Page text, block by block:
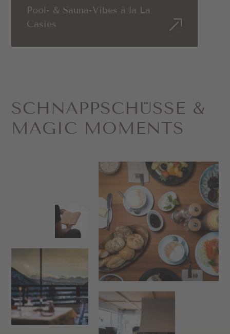
Pool- & Sauna-Vibes à la La
Casies
SCHNAPP­SCHÜSSE &
MAGIC MOMENTS